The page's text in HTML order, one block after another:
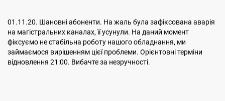
01.11.20. Шановні абоненти. На жаль була зафіксована аварія
на магістральних каналах, її усунули. На даний момент
фіксуємо не стабільна роботу нашого обладнання, ми
займаємося вирішенням цієї проблеми. Орієнтовні терміни
відновлення 21:00. Вибачте за незручності.